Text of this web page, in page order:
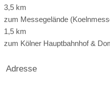
3,5 km
zum Messegelände
1,5 km
zum Kölner Hauptbahnhof &
Adresse